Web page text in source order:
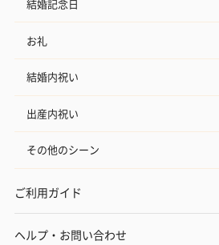
結婚記念日
お礼
結婚内祝い
出産内祝い
その他のシーン
ご利用ガイド
ヘルプ・お問い合わせ